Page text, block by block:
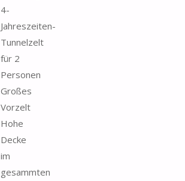
4-
Jahreszeiten-
Tunnelzelt
für 2
Personen
Großes
Vorzelt
Hohe
Decke
im
gesammten